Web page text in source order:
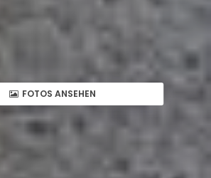
FOTOS ANSEHEN